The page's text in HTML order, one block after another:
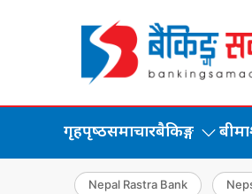
गृहपृष्‍ठसमाचारबैकिङ्ग बीमा
Nepal Rastra Bank